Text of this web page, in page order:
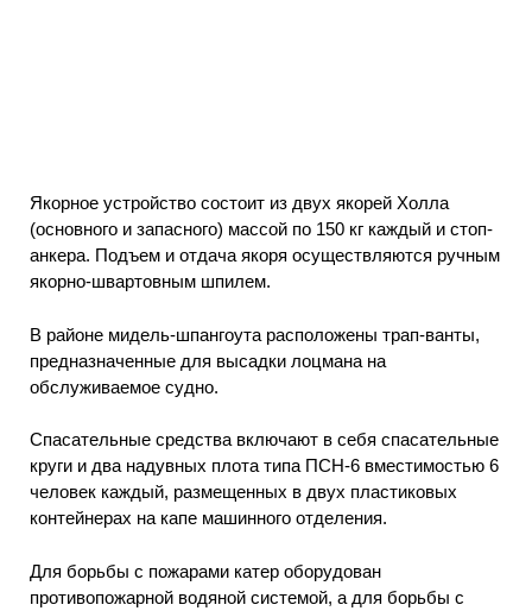
Якорное устройство состоит из двух якорей Холла
(основного и запасного) массой по 150 кг каждый и стоп-
анкера. Подъем и отдача якоря осуществляются ручным
якорно-швартовным шпилем.
В районе мидель-шпангоута расположены трап-ванты,
предназначенные для высадки лоцмана на
обслуживаемое судно.
Спасательные средства включают в себя спасательные
круги и два надувных плота типа ПСН-6 вместимостью 6
человек каждый, размещенных в двух пластиковых
контейнерах на капе машинного отделения.
Для борьбы с пожарами катер оборудован
противопожарной водяной системой, а для борьбы с